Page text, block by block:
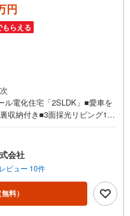
円
もらえる
ル電化住宅「2SLDK」■愛車を
収納付き■3面採光リビング18.
屋不動産販売株式会社 家デパ
特化し浜名区まで幅広い物件を
物件ならおまかせください。
ンション、土地をお客様のご
します！・中古物件のリフォー
購入の際、約70％という多くの
会社
ビュー 10件
無料）